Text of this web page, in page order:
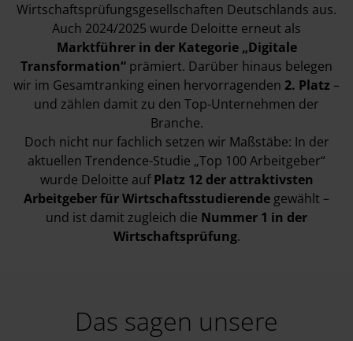
Wirtschaftsprüfungsgesellschaften Deutschlands aus.
Auch 2024/2025 wurde Deloitte erneut als
Marktführer in der Kategorie „Digitale
Transformation“ prämiert. Darüber hinaus belegen
wir im Gesamtranking einen hervorragenden 2. Platz –
und zählen damit zu den Top-Unternehmen der
Branche.
Doch nicht nur fachlich setzen wir Maßstäbe: In der
aktuellen Trendence-Studie „Top 100 Arbeitgeber“
wurde Deloitte aufPlatz 12 der attraktivsten
Arbeitgeber für Wirtschaftsstudierende gewählt –
und ist damit zugleich die Nummer 1 in der
Wirtschaftsprüfung.
Das sagen unsere